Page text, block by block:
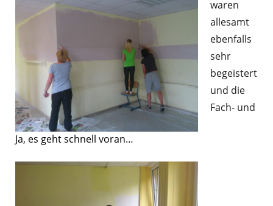
Ja, es geht schnell voran…
waren
allesamt
ebenfalls
sehr
begeistert
und die
Fach- und